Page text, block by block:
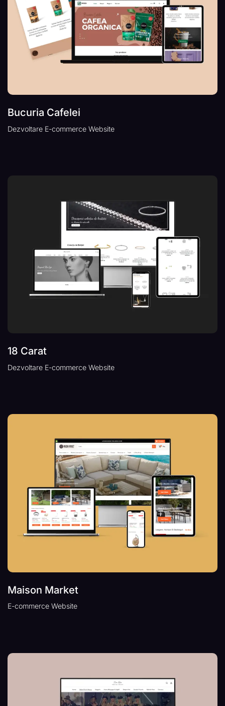
Bucuria Cafelei
Dezvoltare E-commerce Website
18 Carat
Dezvoltare E-commerce Website
Maison Market
E-commerce Website